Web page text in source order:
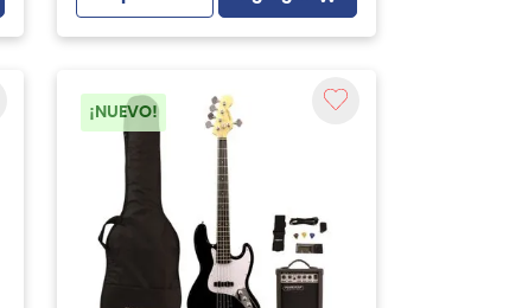
¡NUEVO!